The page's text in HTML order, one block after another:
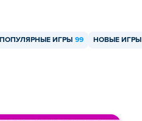
ПОПУЛЯРНЫЕ ИГРЫ 99 НОВЫЕ ИГРЫ